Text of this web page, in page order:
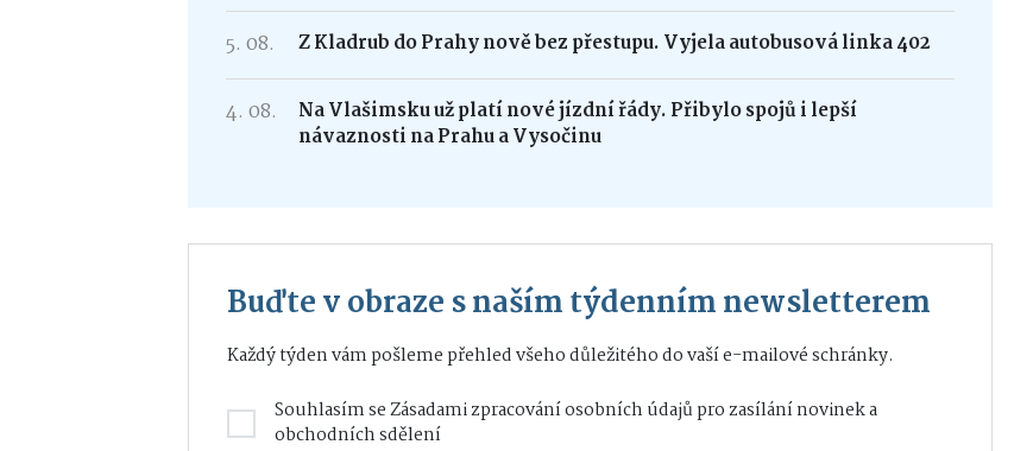
5. 08. Z Kladrub do Prahy nově bez přestupu. Vyjela autobusová linka 402
4. 08.
Na Vlašimsku už platí nové jízdní řády. Přibylo spojů i lepší
návaznosti na Prahu a Vysočinu
Buďte v obraze s naším týdenním newsletterem
Každý týden vám pošleme přehled všeho důležitého do vaší e-mailové schránky.
Souhlasím seZásadami zpracování osobních údajůpro zasílání novinek a
obchodních sdělení